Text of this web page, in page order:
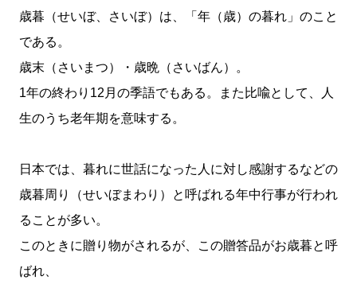
歳暮（せいぼ、さいぼ）は、「年（歳）の暮れ」のこと
である。
歳末（さいまつ）・歳晩（さいばん）。
1年の終わり12月の季語でもある。また比喩として、人
生のうち老年期を意味する。
日本では、暮れに世話になった人に対し感謝するなどの
歳暮周り（せいぼまわり）と呼ばれる年中行事が行われ
ることが多い。
このときに贈り物がされるが、この贈答品がお歳暮と呼
ばれ、